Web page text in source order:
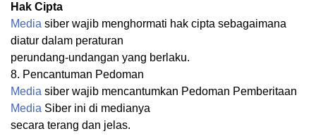
Hak Cipta
Media siber wajib menghormati hak cipta sebagaimana
diatur dalam peraturan
perundang-undangan yang berlaku.
8. Pencantuman Pedoman
Media siber wajib mencantumkan Pedoman Pemberitaan
Media Siber ini di medianya
secara terang dan jelas.